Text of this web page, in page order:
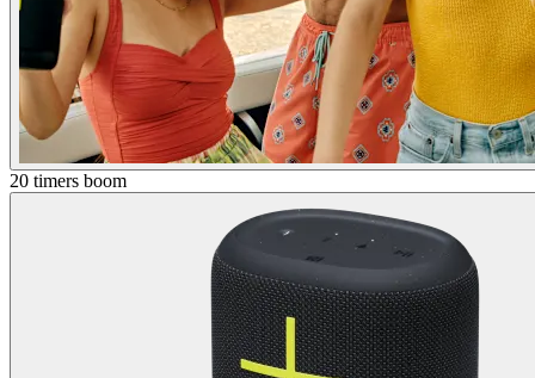
20 timers boom